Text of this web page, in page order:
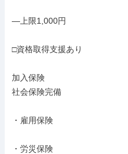
―上限1,000円
□資格取得支援あり
加入保険
社会保険完備
・雇用保険
・労災保険